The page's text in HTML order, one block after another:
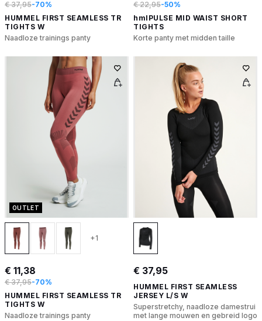
€ 37,95-70%
HUMMEL FIRST SEAMLESS TR
TIGHTS W
Naadloze trainings panty
€ 22,95-50%
hmlPULSE MID WAIST SHORT
TIGHTS
Korte panty met midden taille
OUTLET
+1
€ 11,38
€ 37,95-70%
HUMMEL FIRST SEAMLESS TR
TIGHTS W
Naadloze trainings panty
€ 37,95
HUMMEL FIRST SEAMLESS
JERSEY L/S W
Superstretchy, naadloze damestrui
met lange mouwen en gebreid logo